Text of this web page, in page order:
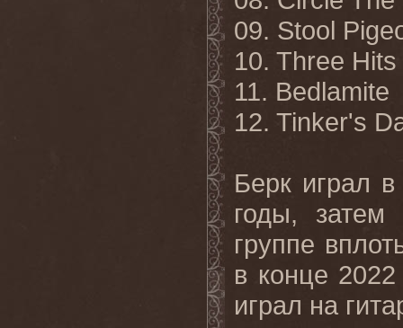
09. Stool
10. Three Hits
11. Bedlamite
12. Tinker's
Берк играл
годы,
группе
в конце
играл на